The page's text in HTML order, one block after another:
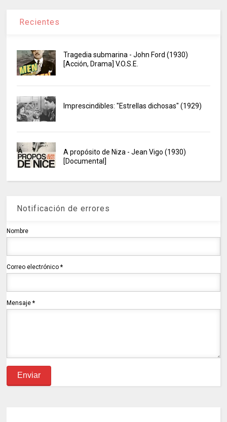
Recientes
Tragedia submarina - John Ford (1930)
[Acción, Drama] V.O.S.E.
Imprescindibles: "Estrellas dichosas" (1929)
A propósito de Niza - Jean Vigo (1930)
[Documental]
Notificación de errores
Nombre
Correo electrónico*
Mensaje*